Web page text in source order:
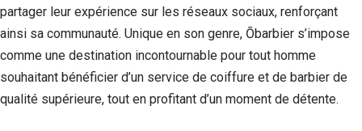
partager leur expérience sur les réseaux sociaux, renforçant
ainsi sa communauté. Unique en son genre, Ōbarbier s’impose
comme une destination incontournable pour tout homme
souhaitant bénéficier d’un service de coiffure et de barbier de
qualité supérieure, tout en profitant d’un moment de détente.